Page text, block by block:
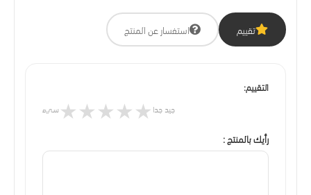
تقييم استفسار عن المنتج
التقييم:
سيء ★★★★★ جيد جدا
رأيك بالمنتج :